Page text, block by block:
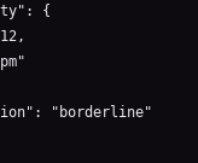
{
"borderline"